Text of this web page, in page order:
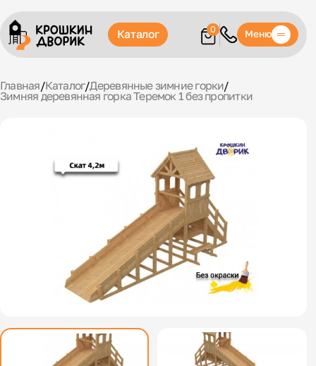
Каталог 0 Меню
Главная/Каталог/Деревянные зимние горки/
Зимняя деревянная горка Теремок 1 без пропитки